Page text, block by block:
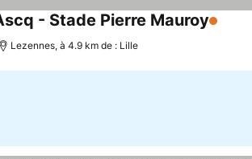
- Stade Pierre Mauroy1 Étoiles
Lezennes, à 4.9 km de : Lille